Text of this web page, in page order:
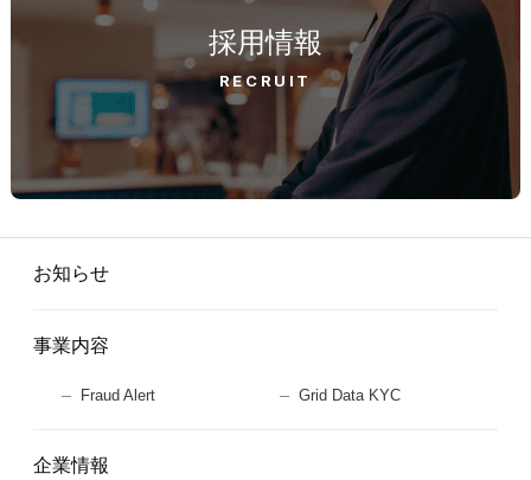
採用情報
RECRUIT
お知らせ
事業内容
Fraud Alert Grid Data KYC
企業情報